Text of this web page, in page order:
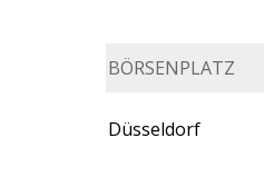
BÖRSENPLATZ
Düsseldorf